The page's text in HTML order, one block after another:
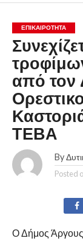
ΕΠΙΚΑΙΡΟΤΗΤΑ
από τον
ΤΕΒΑ
By
Posted
Ο Δήμος Άργους